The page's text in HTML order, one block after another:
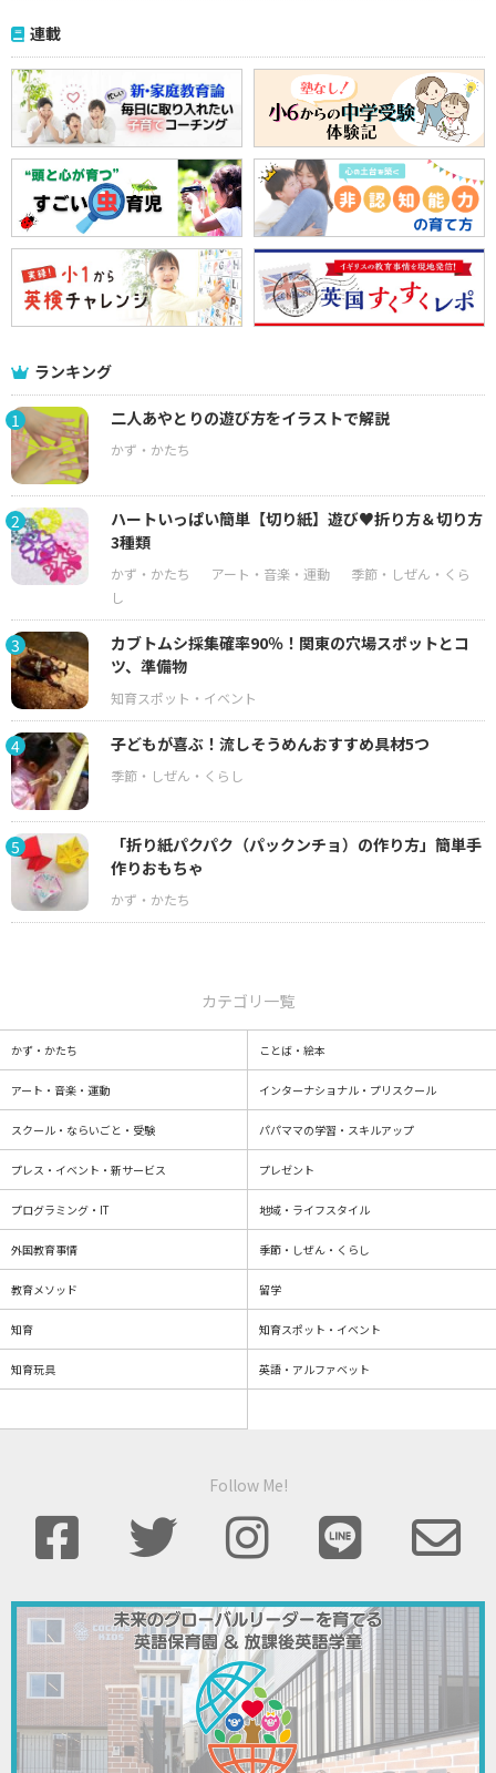
連載
ランキング
1 二人あやとりの遊び方をイラストで解説
2
ハートいっぱい簡単【切り紙】遊び♥折り方＆切り方
3種類
3
カブトムシ採集確率90％！関東の穴場スポットとコ
ツ、準備物
4 子どもが喜ぶ！流しそうめんおすすめ具材5つ
5
「折り紙パクパク（パックンチョ）の作り方」簡単手
作りおもちゃ
カテゴリ一覧
かず・かたち ことば・絵本
アート・音楽・運動 インターナショナル・プリスクール
スクール・ならいごと・受験 パパママの学習・スキルアップ
プレス・イベント・新サービス プレゼント
プログラミング・IT 地域・ライフスタイル
外国教育事情 季節・しぜん・くらし
教育メソッド 留学
知育 知育スポット・イベント
知育玩具 英語・アルファベット
Follow Me!